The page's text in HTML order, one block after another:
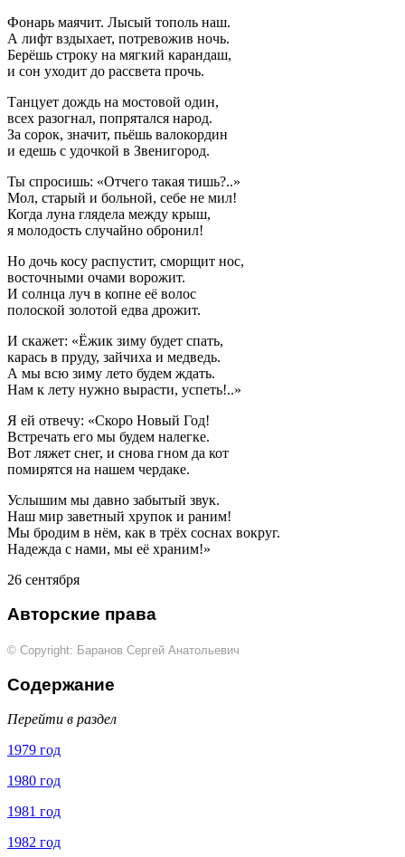
Фонарь маячит. Лысый тополь наш.
А лифт вздыхает, потревожив ночь.
Берёшь строку на мягкий карандаш,
и сон уходит до рассвета прочь.
Танцует дождь на мостовой один,
всех разогнал, попрятался народ.
За сорок, значит, пьёшь валокордин
и едешь с удочкой в Звенигород.
Ты спросишь: «Отчего такая тишь?..»
Мол, старый и больной, себе не мил!
Когда луна глядела между крыш,
я молодость случайно обронил!
Но дочь косу распустит, сморщит нос,
восточными очами ворожит.
И солнца луч в копне её волос
полоской золотой едва дрожит.
И скажет: «Ёжик зиму будет спать,
карась в пруду, зайчиха и медведь.
А мы всю зиму лето будем ждать.
Нам к лету нужно вырасти, успеть!..»
Я ей отвечу: «Скоро Новый Год!
Встречать его мы будем налегке.
Вот ляжет снег, и снова гном да кот
помирятся на нашем чердаке.
Услышим мы давно забытый звук.
Наш мир заветный хрупок и раним!
Мы бродим в нём, как в трёх соснах вокруг.
Надежда с нами, мы её храним!»
26 сентября
Авторские права
© Copyright: Баранов Сергей Анатольевич
Содержание
Перейти в раздел
1979 год
1980 год
1981 год
1982 год